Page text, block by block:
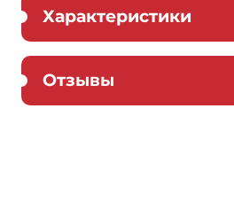
Характеристики
Отзывы